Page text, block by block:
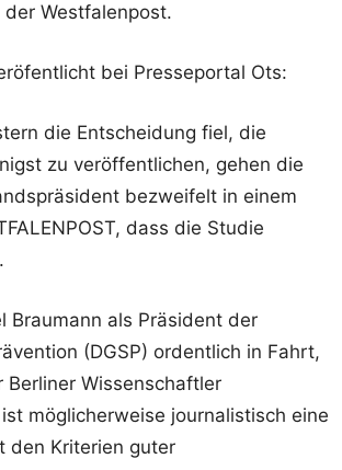
Westfalenpost.
bei Presseportal Ots:
die Entscheidung fiel, die
zu veröffentlichen, gehen die
bezweifelt in einem
dass die Studie
Braumann als Präsident der
(DGSP) ordentlich in Fahrt,
Wissenschaftler
möglicherweise journalistisch eine
den Kriterien guter